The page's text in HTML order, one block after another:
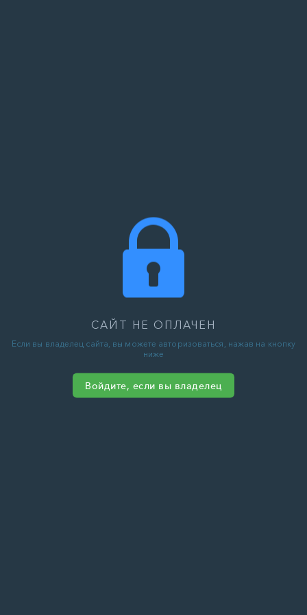
САЙТ НЕ ОПЛАЧЕН
Если вы владелец сайта, вы можете авторизоваться, нажав на кнопку
ниже
Войдите, если вы владелец